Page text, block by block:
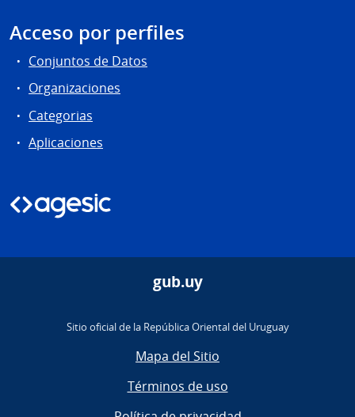
Acceso por perfiles
Conjuntos de Datos
Organizaciones
Categorias
Aplicaciones
gub.uy
Sitio oficial de la República Oriental del Uruguay
Mapa del Sitio
Términos de uso